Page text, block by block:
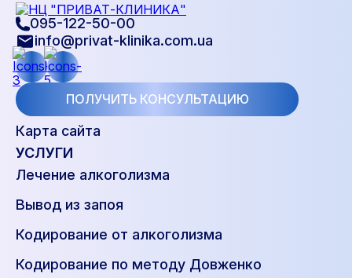
095-122-50-00
info@privat-klinika.com.ua
ПОЛУЧИТЬ КОНСУЛЬТАЦИЮ
Карта сайта
УСЛУГИ
Лечение алкоголизма
Вывод из запоя
Кодирование от алкоголизма
Кодирование по методу Довженко